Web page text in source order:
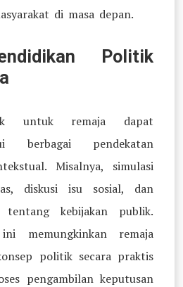
di masa depan.
Politik
untuk remaja dapat
berbagai pendekatan
Misalnya, simulasi
diskusi isu sosial, dan
kebijakan publik.
memungkinkan remaja
politik secara praktis
pengambilan keputusan